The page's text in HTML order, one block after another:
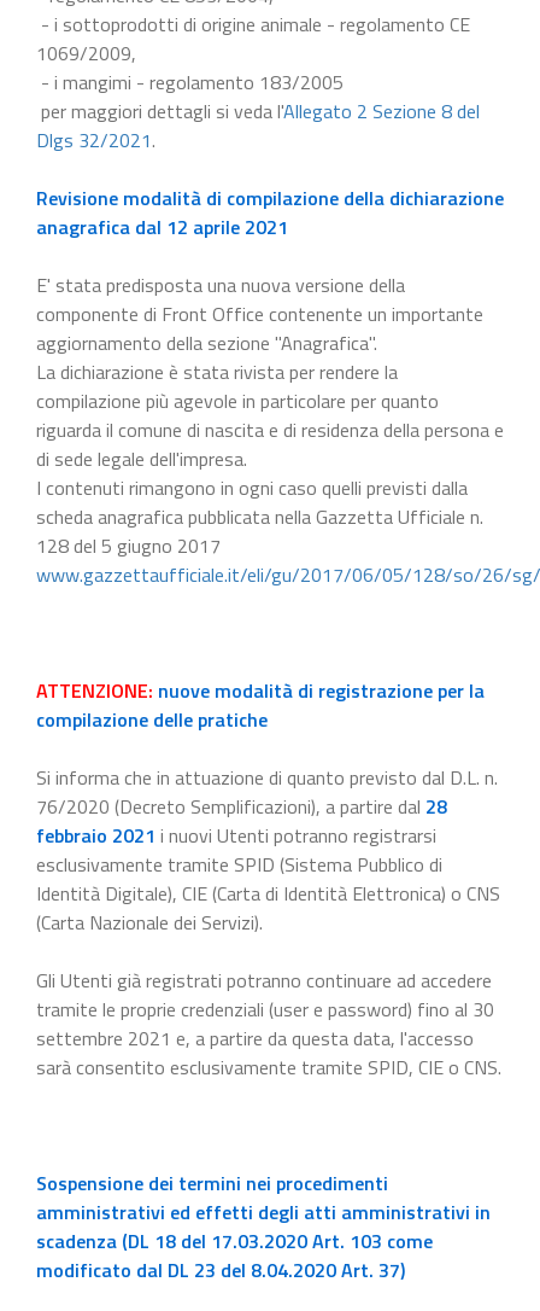
- i sottoprodotti di origine animale - regolamento CE
1069/2009,
- i mangimi - regolamento 183/2005
per maggiori dettagli si veda l'Allegato 2 Sezione 8 del
Dlgs 32/2021.
Revisione modalità di compilazione della dichiarazione
anagrafica dal 12 aprile 2021
E' stata predisposta una nuova versione della
componente di Front Office contenente un importante
aggiornamento della sezione "Anagrafica".
La dichiarazione è stata rivista per rendere la
compilazione più agevole in particolare per quanto
riguarda il comune di nascita e di residenza della persona e
di sede legale dell'impresa.
I contenuti rimangono in ogni caso quelli previsti dalla
scheda anagrafica pubblicata nella Gazzetta Ufficiale n.
128 del 5 giugno 2017
www.gazzettaufficiale.it/eli/gu/2017/06/05/128/so/26/
ATTENZIONE: nuove modalità di registrazione per la
compilazione delle pratiche
Si informa che in attuazione di quanto previsto dal D.L. n.
76/2020 (Decreto Semplificazioni), a partire dal 28
febbraio 2021 i nuovi Utenti potranno registrarsi
esclusivamente tramite SPID (Sistema Pubblico di
Identità Digitale), CIE (Carta di Identità Elettronica) o CNS
(Carta Nazionale dei Servizi).
Gli Utenti già registrati potranno continuare ad accedere
tramite le proprie credenziali (user e password) fino al 30
settembre 2021 e, a partire da questa data, l'accesso
sarà consentito esclusivamente tramite SPID, CIE o CNS.
Sospensione dei termini nei procedimenti
amministrativi ed effetti degli atti amministrativi in
scadenza (DL 18 del 17.03.2020 Art. 103 come
modificato dal DL 23 del 8.04.2020 Art. 37)